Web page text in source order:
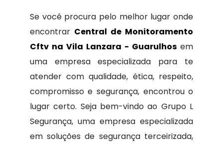
Se você procura pelo melhor lugar onde
encontrar Central de Monitoramento
Cftv na Vila Lanzara - Guarulhos em
uma empresa especializada para te
atender com qualidade, ética, respeito,
compromisso e segurança, encontrou o
lugar certo. Seja bem-vindo ao Grupo L
Segurança, uma empresa especializada
em soluções de segurança terceirizada,